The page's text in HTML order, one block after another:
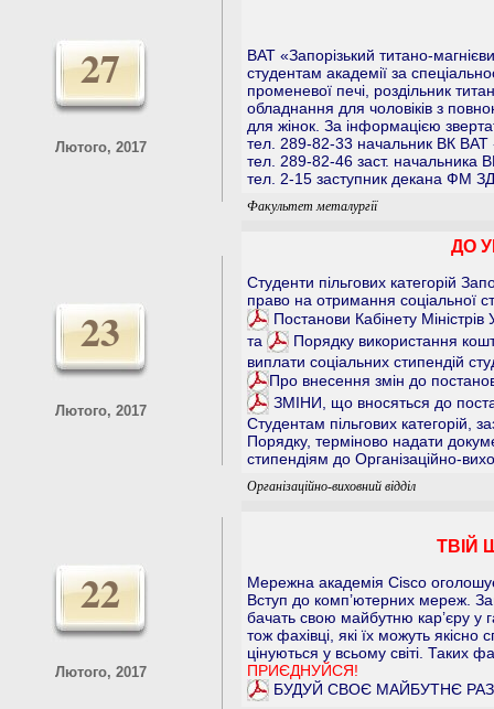
27
Лютого, 2017
ВАТ «Запорізький титано-
студентам академії за
променевої печі, роздільник
обладнання для чоловіків з
для жінок. За інформацією
тел. 289-82-33 начальник ВК
тел. 289-82-46 заст. начальника
тел. 2-15 заступник декана ФМ
Факультет металургії
23
Лютого, 2017
ДО
Студенти пільгових категорій
право на отримання соціальної
Постанови Кабінету
та
Порядку використання
виплати соціальних стипендій
Про внесення змін до
ЗМІНИ, що вносяться до
Студентам пільгових категорій,
Порядку, терміново надати
стипендіям до Організаційно-
Організаційно-виховний відділ
22
Лютого, 2017
ТВІЙ
Мережна академія Cisco
Вступ до комп’ютерних мереж.
бачать свою майбутню кар’єру у
тож фахівці, які їх можуть якісно
цінуються у всьому світі. Таких
ПРИЄДНУЙСЯ!
БУДУЙ СВОЄ МАЙБУТНЄ